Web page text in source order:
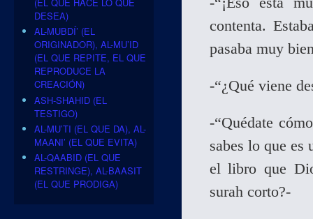
contenta.
pasaba muy
-“¿Qué viene
-“Quédate
sabes lo que es
el libro que
surah corto?-
DESEA)
AL-MUBDÍ’ (EL
ORIGINADOR), AL-MU’ID
(EL QUE REPITE, EL QUE
REPRODUCE LA
CREACIÓN)
ASH-SHAHID (EL
TESTIGO)
AL-MU’TI (EL QUE DA), AL-
MAANI’ (EL QUE EVITA)
AL-QAABID (EL QUE
RESTRINGE), AL-BAASIT
(EL QUE PRODIGA)